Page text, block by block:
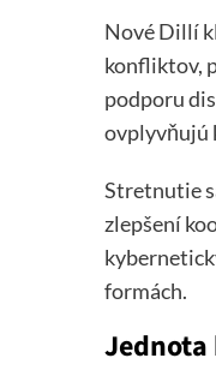
Nové Dillí
konfliktov,
podporu
ovplyvňujú
Stretnutie
zlepšení
formách.